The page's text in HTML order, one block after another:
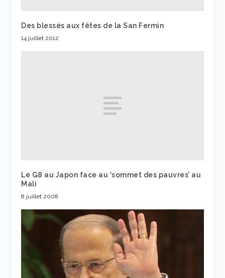
Des blessés aux fêtes de la San Fermin
14 juillet 2012
Le G8 au Japon face au ‘sommet des pauvres’ au
Mali
8 juillet 2008